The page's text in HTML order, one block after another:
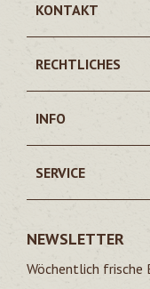
KONTAKT
RECHTLICHES
INFO
SERVICE
NEWSLETTER
Wöchentlich frische